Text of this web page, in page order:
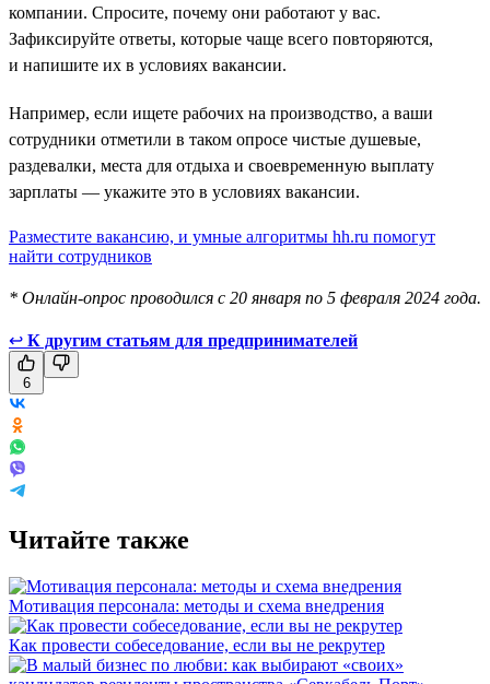
компании. Спросите, почему они работают у вас.
Зафиксируйте ответы, которые чаще всего повторяются,
и напишите их в условиях вакансии.
Например, если ищете рабочих на производство, а ваши
сотрудники отметили в таком опросе чистые душевые,
раздевалки, места для отдыха и своевременную выплату
зарплаты — укажите это в условиях вакансии.
Разместите вакансию, и умные алгоритмы hh.ru помогут
найти сотрудников
* Онлайн-опрос проводился с 20 января по 5 февраля 2024 года.
↩ К другим статьям для предпринимателей
6
Читайте также
Мотивация персонала: методы и схема внедрения
Как провести собеседование, если вы не рекрутер